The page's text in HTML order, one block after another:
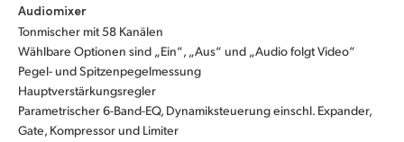
Audiomixer
Tonmischer mit 58 Kanälen
Wählbare Optionen sind „Ein“, „Aus“ und „Audio folgt Video“
Pegel- und Spitzenpegelmessung
Hauptverstärkungsregler
Parametrischer 6-Band-EQ, Dynamiksteuerung einschl. Expander,
Gate, Kompressor und Limiter